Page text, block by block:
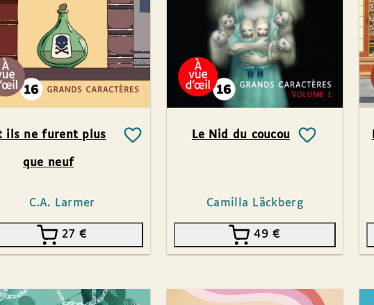
ils ne furent plus
que neuf
C.A. Larmer
27€
Le Nid du coucou
Camilla Läckberg
49€